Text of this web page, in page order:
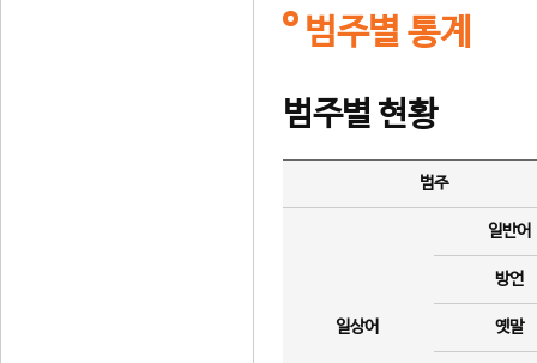
범주별 통계
범주별 현황
범주
일상어
일반어
방언
옛말